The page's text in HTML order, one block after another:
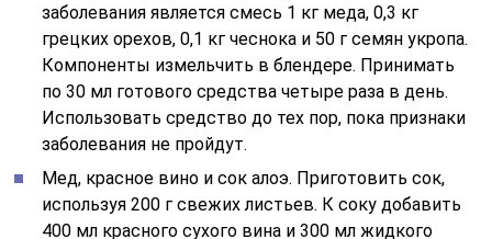
заболевания является смесь 1 кг меда, 0,3 кг
грецких орехов, 0,1 кг чеснока и 50 г семян укропа.
Компоненты измельчить в блендере. Принимать
по 30 мл готового средства четыре раза в день.
Использовать средство до тех пор, пока признаки
заболевания не пройдут.
Мед, красное вино и сок алоэ. Приготовить сок,
используя 200 г свежих листьев. К соку добавить
400 мл красного сухого вина и 300 мл жидкого